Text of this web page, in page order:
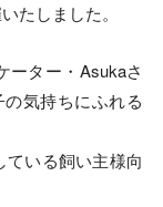
たしました。
ーター・Asukaさ
気持ちにふれる
いる飼い主様向